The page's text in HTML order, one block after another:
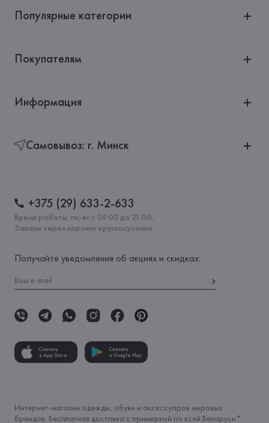
Популярные категории
Покупателям
Информация
Самовывоз: г. Минск
+375 (29) 633-2-633
Время работы: пн-вс с 09:00 до 21:00,
Заказы через корзину круглосуточно
Получайте уведомления об акциях и скидках:
Скачать
в App Store
Скачать
в Google Play
Интернет-магазин одежды, обуви и аксессуаров мировых
брендов. Бесплатная доставка с примеркой по всей Беларуси*.